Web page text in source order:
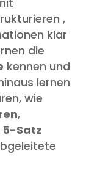
,
klar
die
kennen und
lernen
wie
,
5-Satz